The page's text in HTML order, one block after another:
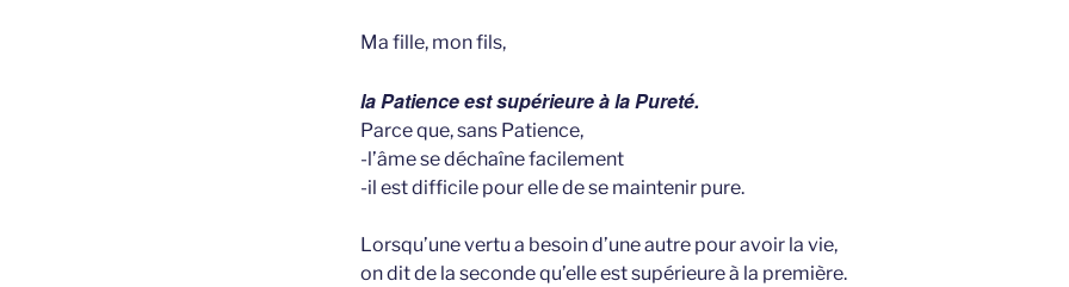
Ma fille, mon fils,
la Patience est supérieure à la Pureté.
Parce que, sans Patience,
-l’âme se déchaîne facilement
-il est difficile pour elle de se maintenir pure.
Lorsqu’une vertu a besoin d’une autre pour avoir la vie,
on dit de la seconde qu’elle est supérieure à la première.